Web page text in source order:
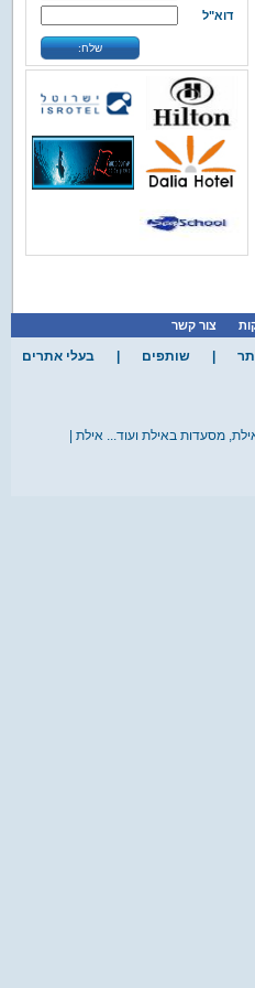
באתר הבית של קבוצת הריף תמצאו
את המידע המקיף ביותר...
פרטים נוספים
אילת» אטרקציות »
IMAX /
איימקס אילת
לתאר במילים,המבנה הא...
פרטים נוספים
אילת
אל גאוצו אילת, מסעדת בשרים,
פרטים נוספים
דוא"ל
שלח:
צור קשר
שותפים בעלי אתרים
מסעדות באילת ועוד... אילת |